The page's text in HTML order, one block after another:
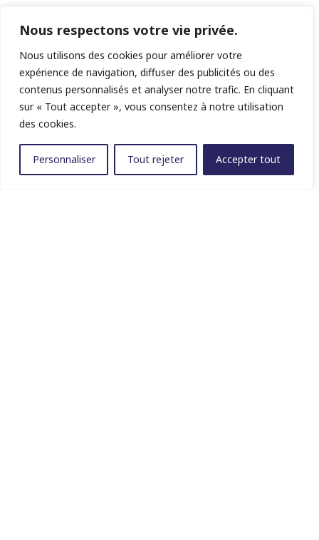
Nous respectons votre vie privée.
Nous utilisons des cookies pour améliorer votre
expérience de navigation, diffuser des publicités ou des
contenus personnalisés et analyser notre trafic. En cliquant
sur « Tout accepter », vous consentez à notre utilisation
des cookies.
Personnaliser Tout rejeter Accepter tout